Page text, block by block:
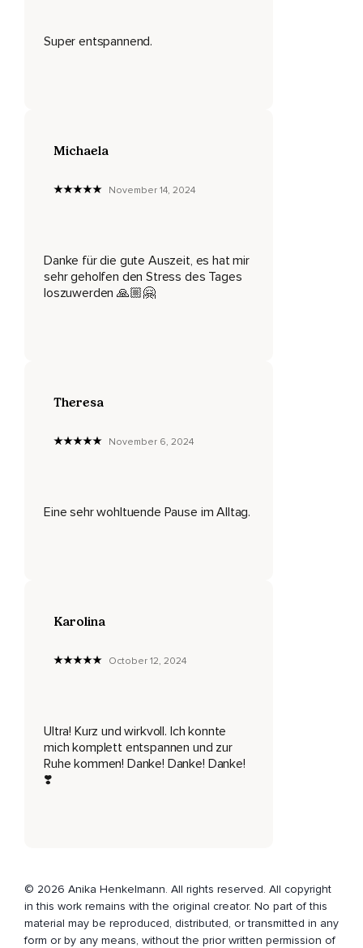
Super entspannend.
Michaela
November 14, 2024
Danke für die gute Auszeit, es hat mir
sehr geholfen den Stress des Tages
loszuwerden 🙏🏼🤗
Theresa
November 6, 2024
Eine sehr wohltuende Pause im Alltag.
Karolina
October 12, 2024
Ultra! Kurz und wirkvoll. Ich konnte
mich komplett entspannen und zur
Ruhe kommen! Danke! Danke! Danke!
❣️
© 2026 Anika Henkelmann. All rights reserved. All copyright
in this work remains with the original creator. No part of this
material may be reproduced, distributed, or transmitted in any
form or by any means, without the prior written permission of